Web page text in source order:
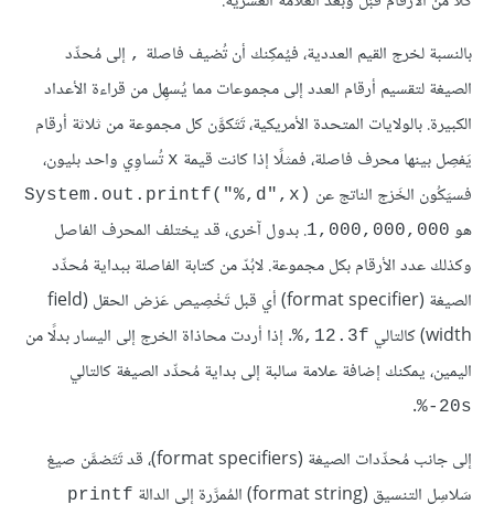
بالنسبة لخرج القيم العددية، فيُمكِنك أن تُضيف فاصلة , إلى مُحدِّد
الصيغة لتقسيم أرقام العدد إلى مجموعات مما يُسهِل من قراءة الأعداد
الكبيرة. بالولايات المتحدة الأمريكية، تَتَكوَّن كل مجموعة من ثلاثة أرقام
يَفصِل بينها محرف فاصلة، فمثلًا إذا كانت قيمة x تُساوِي واحد بليون،
فسيَكُون الخَرْج الناتج عن System.out.printf("%,d",x)‎
هو 1,000,000,000. بدول آخرى، قد يختلف المحرف الفاصل
وكذلك عدد الأرقام بكل مجموعة. لابُدّ من كتابة الفاصلة ببداية مُحدِّد
الصيغة (format specifier) أي قبل تَخْصِيص عَرْض الحقل (field
width) كالتالي
‎%,12.3f. إذا أردت محاذاة الخرج إلى اليسار بدلًا من
اليمين، يمكنك إضافة علامة سالبة إلى بداية مُحدِّد الصيغة كالتالي
‎%-20s
.
إلى جانب مُحدِّدات الصيغة (format specifiers)، قد تَتَضمَّن صيغ
سَلاسِل التنسيق (format string) المُمرَّرة إلى الدالة
printf